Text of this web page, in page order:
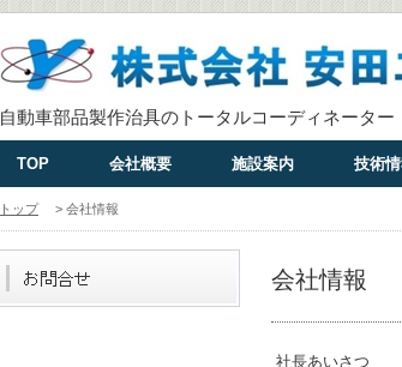
自動車部品製作治具のトータルコーディネーター
TOP 会社概要 施設案内 技術
トップ > 会社情報
会社情報
社長あいさつ